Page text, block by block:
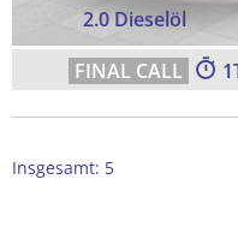
2.0 Dieselöl
1
Insgesamt: 5